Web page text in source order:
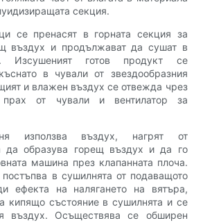
секция.
се пренасят в горната секция за
въздух и продължават да сушат в
Изсушеният готов продукт се
в чували от звездообразния
и влажен въздух се отвежда чрез
прах от чували и вентилатор за
използва въздух, нагрят от
да образува горещ въздух и да го
машина през клапанната плоча.
в сушилнята от подаващото
ефекта на налягането на вятъра,
кипящо състояние в сушилнята и се
въздух. Осъществява се обширен